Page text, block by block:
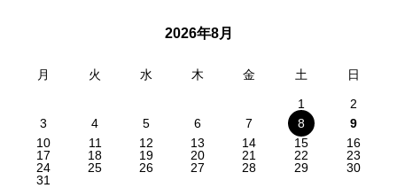
2026年8月
月 火 水 木 金 土 日
1
2
3
4 5 6 7 8
9
10
11 12 13 14 15
16
17
18 19 20 21 22
23
24
25 26 27 28 29
30
31